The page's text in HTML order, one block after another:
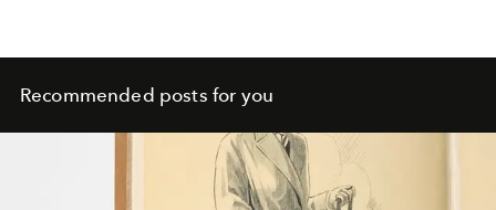
Recommended posts for you